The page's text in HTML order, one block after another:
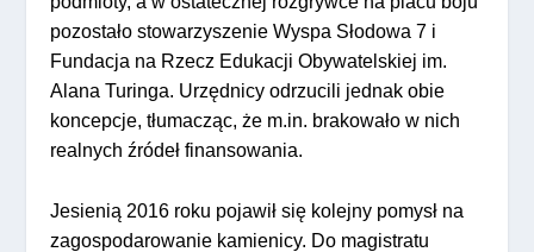
pozostało stowarzyszenie Wyspa Słodowa 7 i
Fundacja na Rzecz Edukacji Obywatelskiej im.
Alana Turinga. Urzędnicy odrzucili jednak obie
koncepcje, tłumacząc, że m.in. brakowało w nich
realnych źródeł finansowania.
Jesienią 2016 roku pojawił się kolejny pomysł na
zagospodarowanie kamienicy. Do magistratu